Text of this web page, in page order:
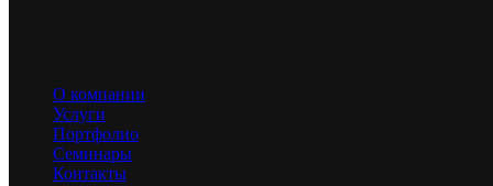
О компании
Услуги
Портфолио
Семинары
Контакты
Увеличить